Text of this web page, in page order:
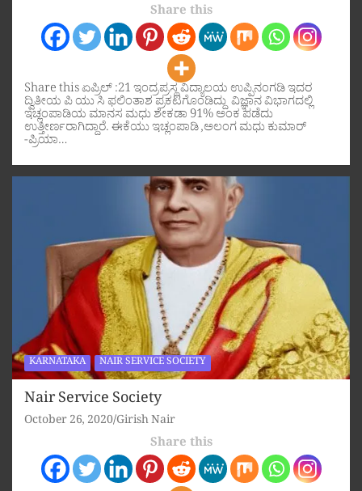
Share this
Share this ಏಪ್ರಿಲ್ :21 ಇಂದ್ರಪ್ರಸ್ಥ ವಿದ್ಯಾಲಯ ಉಪ್ಪಿನಂಗಡಿ ಇದರ
ದ್ವಿತೀಯ ಪಿ ಯು ಸಿ ಫಲಿಂತಾಶ ಪ್ರಕಟಗೊಂಡಿದ್ದು ವಿಜ್ಞಾನ ವಿಭಾಗದಲ್ಲಿ
ಇಚ್ಲಂಪಾಡಿಯ ಮಾನಸ ಮಧು ಶೇಕಡಾ 91% ಅಂಕ ಪಡೆದು
ಉತ್ತೀರ್ಣರಾಗಿದ್ದಾರೆ. ಈಕೆಯು ಇಚ್ಲಂಪಾಡಿ ,ಅಲಂಗ ಮಧು ಕುಮಾರ್
-ಪ್ರಿಯಾ…
KARNATAKA NAIR SERVICE SOCIETY
Nair Service Society
October 26, 2020 Girish Nair
Share this